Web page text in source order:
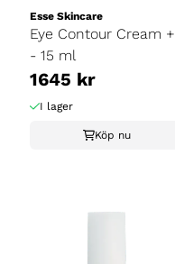
Esse Skincare
Eye Contour Cream +
- 15 ml
1645 kr
I lager
Köp nu